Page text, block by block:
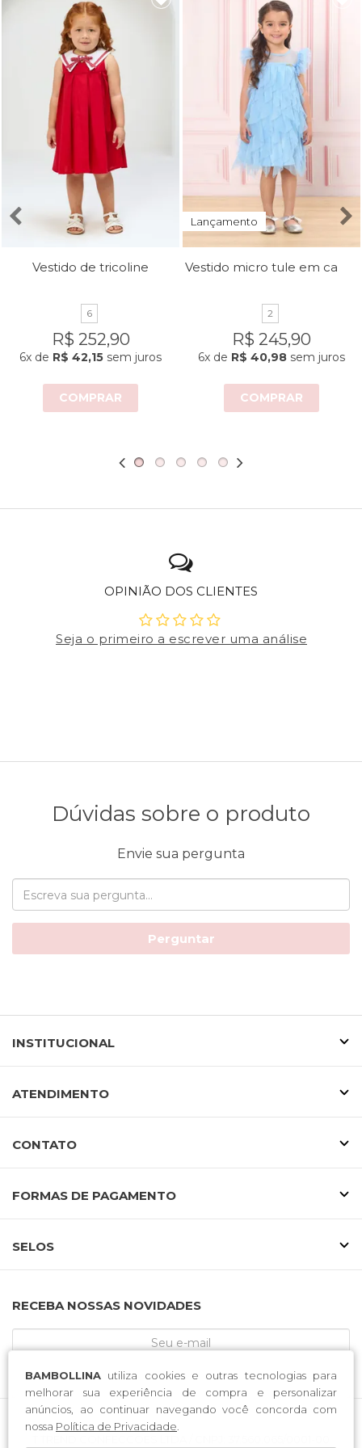
BAMBOLLINA utiliza cookies e outras tecnologias para
melhorar sua experiência de compra e personalizar
anúncios, ao continuar navegando você concorda com
nossa Política de Privacidade
Vestido de tricoline
6
R$ 252,90
6x de R$ 42,15 sem juros
COMPRAR
Lançamento
2
R$ 245,90
6x de R$ 40,98 sem juros
COMPRAR
OPINIÃO DOS CLIENTES
Seja o primeiro a escrever uma análise
Dúvidas sobre o produto
Envie sua pergunta
Perguntar
INSTITUCIONAL
ATENDIMENTO
CONTATO
FORMAS DE PAGAMENTO
SELOS
RECEBA NOSSAS NOVIDADES
CADASTRE-SE